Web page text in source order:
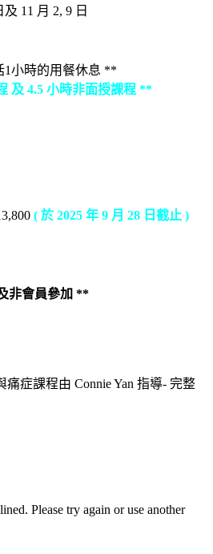
及 11 月 2, 9 日
小時的用餐休息 **
及 4.5 小時非面授課程 **
( 於 2025 年 9 月 28 日截止 )
非會員參加 **
症課程由 Connie Yan 指導- 完整
Please try again or use another